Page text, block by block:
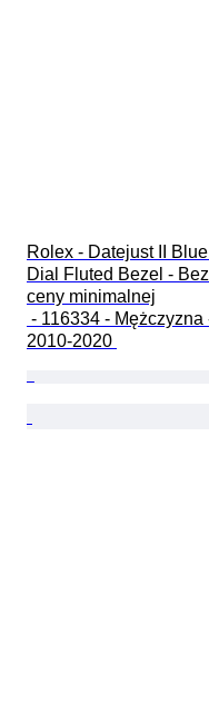
Rolex - Datejust II Blue
Dial Fluted Bezel - Bez
ceny minimalnej
2010-2020